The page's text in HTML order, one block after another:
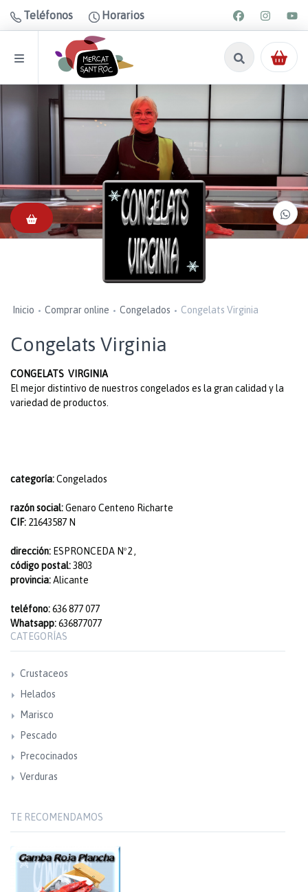
Teléfonos Horarios
Inicio Comprar online Congelados Congelats Virginia
Congelats Virginia
CONGELATS VIRGINIA
El mejor distintivo de nuestros congelados es la gran calidad y la
variedad de productos.
categoría:Congelados
razón social:Genaro Centeno Richarte
CIF: 21643587 N
dirección: ESPRONCEDA Nº2 ,
código postal:3803
provincia:Alicante
teléfono:636 877 077
Whatsapp:636877077
CATEGORÍAS
Crustaceos
Helados
Marisco
Pescado
Precocinados
Verduras
TE RECOMENDAMOS